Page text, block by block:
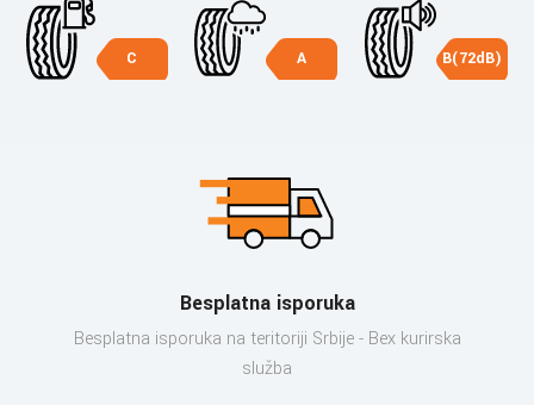
C A B(72dB)
Besplatna isporuka
Besplatna isporuka na teritoriji Srbije - Bex kurirska
služba